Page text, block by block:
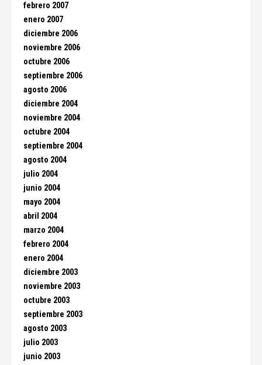
febrero 2007
enero 2007
diciembre 2006
noviembre 2006
octubre 2006
septiembre 2006
agosto 2006
diciembre 2004
noviembre 2004
octubre 2004
septiembre 2004
agosto 2004
julio 2004
junio 2004
mayo 2004
abril 2004
marzo 2004
febrero 2004
enero 2004
diciembre 2003
noviembre 2003
octubre 2003
septiembre 2003
agosto 2003
julio 2003
junio 2003